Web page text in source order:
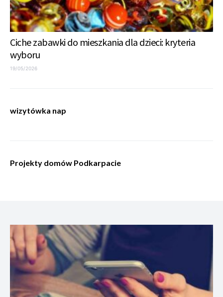
Ciche zabawki do mieszkania dla dzieci: kryteria
wyboru
19/05/2026
wizytówka nap
Projekty domów Podkarpacie